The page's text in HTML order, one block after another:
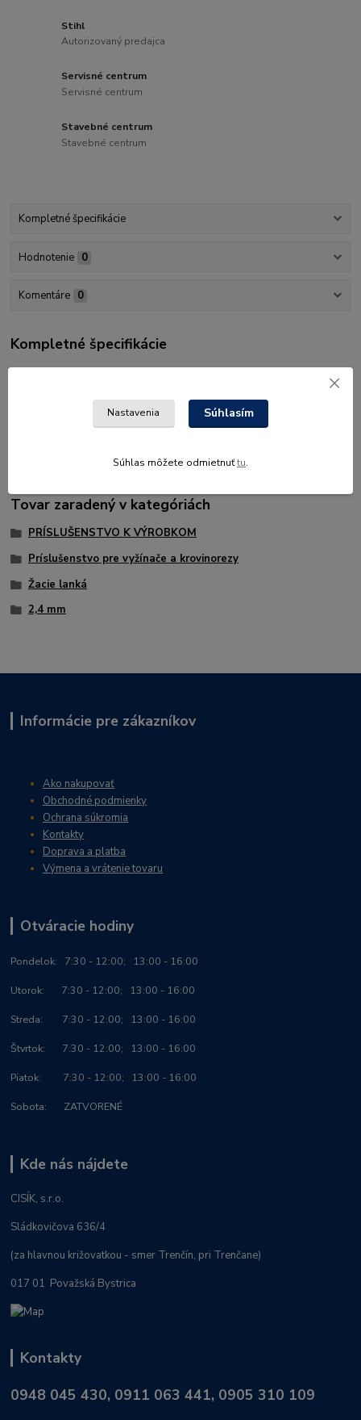
Stihl
Autorizovaný predajca
Servisné centrum
Servisné centrum
Stavebné centrum
Stavebné centrum
Kompletné špecifikácie
Hodnotenie 0
Komentáre 0
Kompletné špecifikácie
podľa výkonovej triedy a podmienok použitia.
Tovar zaradený v kategóriách
PRÍSLUŠENSTVO K VÝROBKOM
Príslušenstvo pre vyžínače a krovinorezy
Žacie lanká
2,4 mm
Informácie pre zákazníkov
Ako nakupovať
Obchodné podmienky
Ochrana súkromia
Kontakty
Doprava a platba
Výmena a vrátenie tovaru
Otváracie hodiny
Pondelok: 7:30 - 12:00; 13:00 - 16:00
Utorok: 7:30 - 12:00; 13:00 - 16:00
Streda: 7:30 - 12:00; 13:00 - 16:00
Štvrtok: 7:30 - 12:00; 13:00 - 16:00
Piatok: 7:30 - 12:00; 13:00 - 16:00
Sobota: ZATVORENÉ
Kde nás nájdete
CISÍK, s.r.o.
Sládkovičova 636/4
(za hlavnou križovatkou - smer Trenčín, pri Trenčane)
017 01 Považská Bystrica
Kontakty
0948 045 430, 0911 063 441, 0905 310 109
Nastavenia Súhlasím
Súhlas môžete odmietnuťtu.